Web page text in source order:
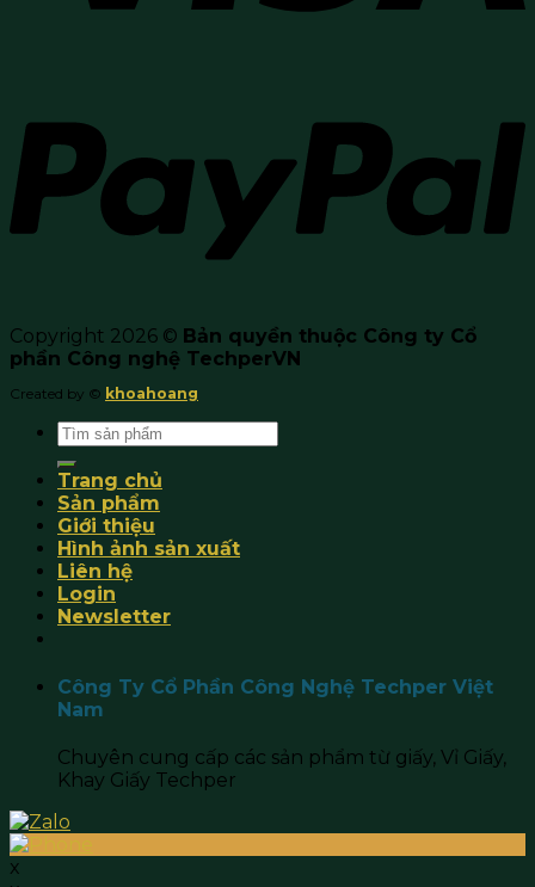
Copyright 2026 © Bản quyền thuộc Công ty Cổ
phần Công nghệ TechperVN
Created by © khoahoang
Search
for:
Trang chủ
Sản phẩm
Giới thiệu
Hình ảnh sản xuất
Liên hệ
Login
Newsletter
Công Ty Cổ Phần Công Nghệ Techper Việt
Nam
Chuyên cung cấp các sản phẩm từ giấy, Vỉ Giấy,
Khay Giấy Techper
x